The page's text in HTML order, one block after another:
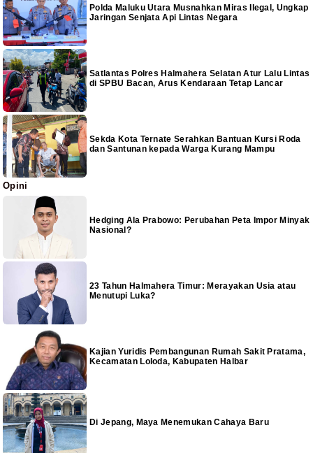
Polda Maluku Utara Musnahkan Miras Ilegal, Ungkap
Jaringan Senjata Api Lintas Negara
Satlantas Polres Halmahera Selatan Atur Lalu Lintas
di SPBU Bacan, Arus Kendaraan Tetap Lancar
Sekda Kota Ternate Serahkan Bantuan Kursi Roda
dan Santunan kepada Warga Kurang Mampu
Opini
Hedging Ala Prabowo: Perubahan Peta Impor Minyak
Nasional?
23 Tahun Halmahera Timur: Merayakan Usia atau
Menutupi Luka?
Kajian Yuridis Pembangunan Rumah Sakit Pratama,
Kecamatan Loloda, Kabupaten Halbar
Di Jepang, Maya Menemukan Cahaya Baru